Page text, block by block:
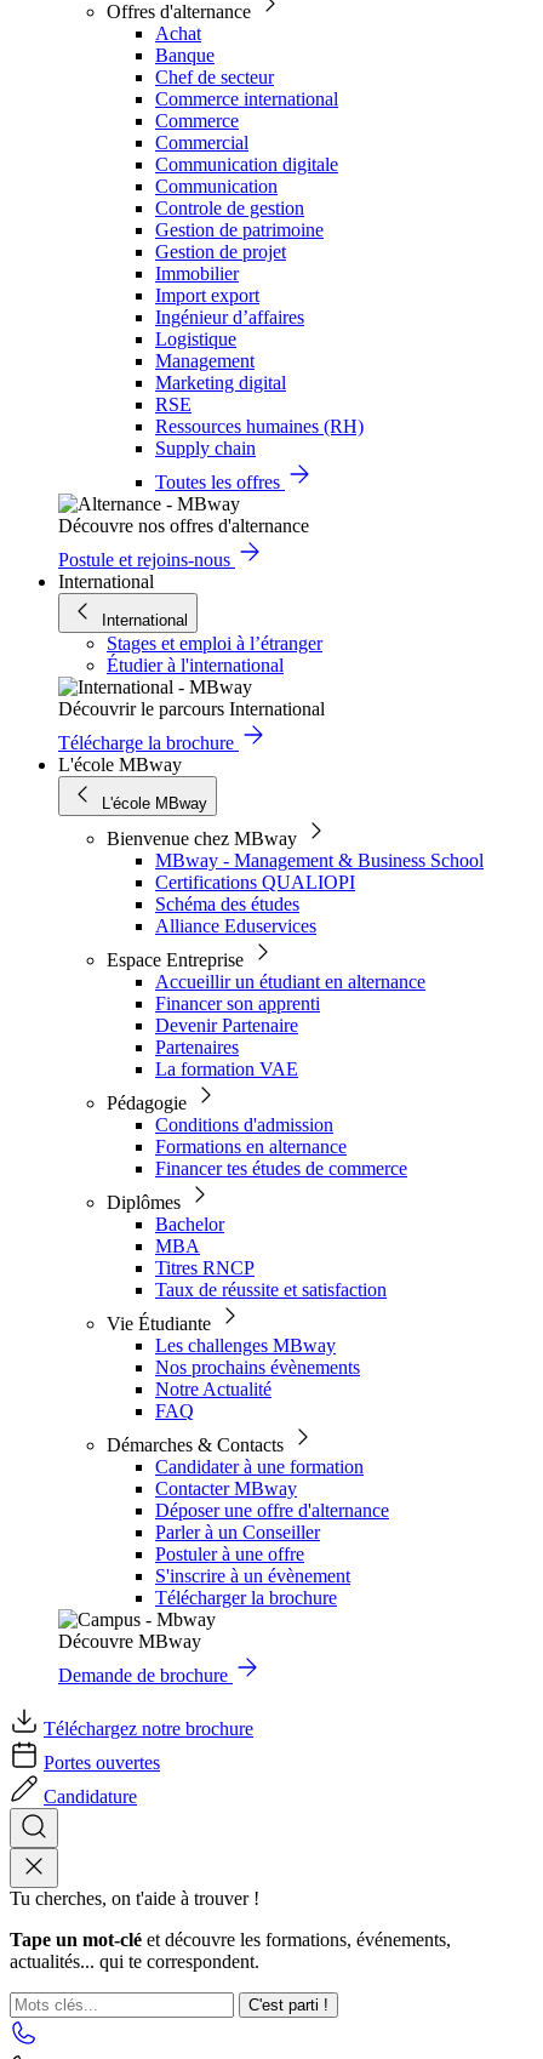
Offres d'alternance
Achat
Banque
Chef de secteur
Commerce international
Commerce
Commercial
Communication digitale
Communication
Controle de gestion
Gestion de patrimoine
Gestion de projet
Immobilier
Import export
Ingénieur d’affaires
Logistique
Management
Marketing digital
RSE
Ressources humaines (RH)
Supply chain
Toutes les offres
Découvre nos offres d'alternance
Postule et rejoins-nous
International
International
Stages et emploi à l’étranger
Étudier à l'international
Découvrir le parcours International
Télécharge la brochure
L'école MBway
L'école MBway
Bienvenue chez MBway
MBway - Management & Business School
Certifications QUALIOPI
Schéma des études
Alliance Eduservices
Espace Entreprise
Accueillir un étudiant en alternance
Financer son apprenti
Devenir Partenaire
Partenaires
La formation VAE
Pédagogie
Conditions d'admission
Formations en alternance
Financer tes études de commerce
Diplômes
Bachelor
MBA
Titres RNCP
Taux de réussite et satisfaction
Vie Étudiante
Les challenges MBway
Nos prochains évènements
Notre Actualité
FAQ
Démarches & Contacts
Candidater à une formation
Contacter MBway
Déposer une offre d'alternance
Parler à un Conseiller
Postuler à une offre
S'inscrire à un évènement
Télécharger la brochure
Découvre MBway
Demande de brochure
Téléchargez notre brochure
Portes ouvertes
Candidature
Tu cherches, on t'aide à trouver !
Tape un mot-clé et découvre les formations, événements,
actualités... qui te correspondent.
C'est parti !